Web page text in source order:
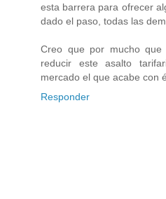
esta barrera para ofrecer
dado el paso, todas las
Creo que por mucho
reducir este asalto
mercado el que acabe con
Responder